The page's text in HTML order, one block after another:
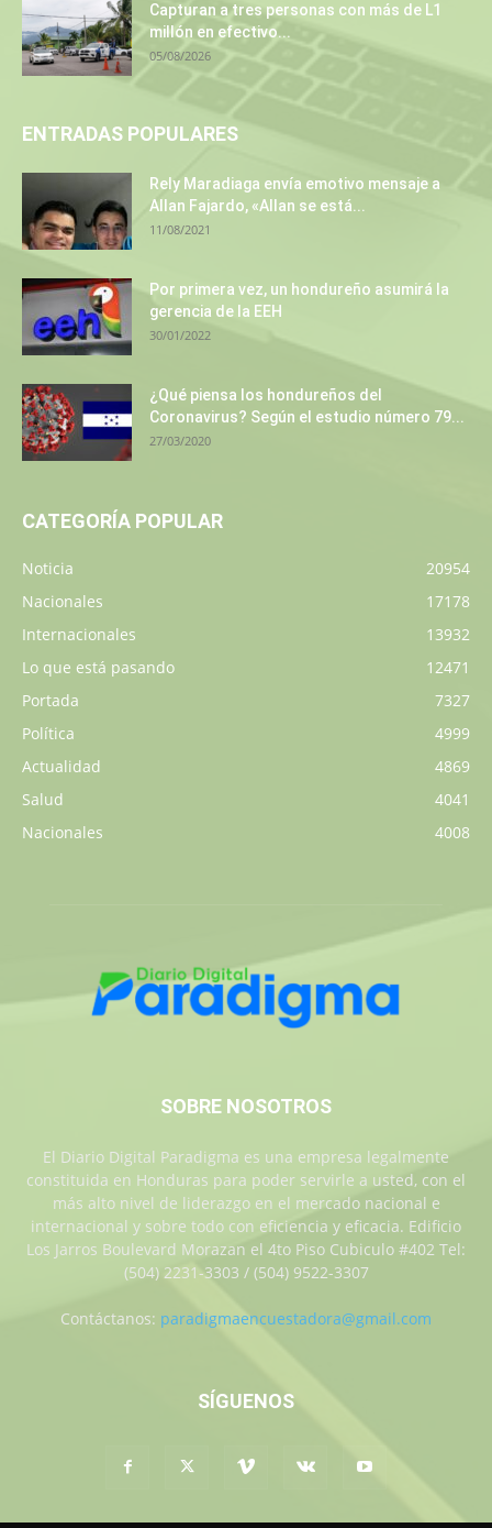
Capturan a tres personas con más de L1
millón en efectivo...
05/08/2026
ENTRADAS POPULARES
Rely Maradiaga envía emotivo mensaje a
Allan Fajardo, «Allan se está...
11/08/2021
Por primera vez, un hondureño asumirá la
gerencia de la EEH
30/01/2022
¿Qué piensa los hondureños del
Coronavirus? Según el estudio número 79...
27/03/2020
CATEGORÍA POPULAR
Noticia
20954
Nacionales
17178
Internacionales
13932
Lo que está pasando
12471
Portada
7327
Política
4999
Actualidad
4869
Salud
4041
Nacionales
4008
SOBRE NOSOTROS
El Diario Digital Paradigma es una empresa legalmente
constituida en Honduras para poder servirle a usted, con el
más alto nivel de liderazgo en el mercado nacional e
internacional y sobre todo con eficiencia y eficacia. Edificio
Los Jarros Boulevard Morazan el 4to Piso Cubiculo #402 Tel:
(504) 2231-3303 / (504) 9522-3307
Contáctanos: paradigmaencuestadora@gmail.com
SÍGUENOS